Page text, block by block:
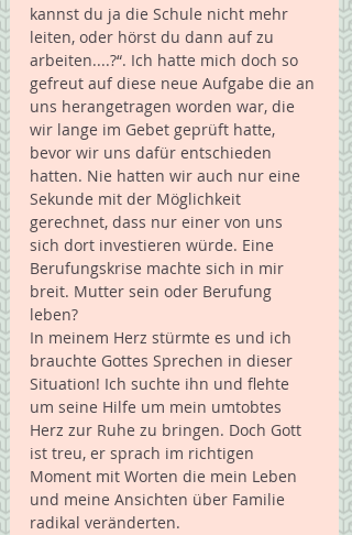
kannst du ja die Schule nicht mehr
leiten, oder hörst du dann auf zu
arbeiten....?“. Ich hatte mich doch so
gefreut auf diese neue Aufgabe die an
uns herangetragen worden war, die
wir lange im Gebet geprüft hatte,
bevor wir uns dafür entschieden
hatten. Nie hatten wir auch nur eine
Sekunde mit der Möglichkeit
gerechnet, dass nur einer von uns
sich dort investieren würde. Eine
Berufungskrise machte sich in mir
breit. Mutter sein oder Berufung
leben?
In meinem Herz stürmte es und ich
brauchte Gottes Sprechen in dieser
Situation! Ich suchte ihn und flehte
um seine Hilfe um mein umtobtes
Herz zur Ruhe zu bringen. Doch Gott
ist treu, er sprach im richtigen
Moment mit Worten die mein Leben
und meine Ansichten über Familie
radikal veränderten.